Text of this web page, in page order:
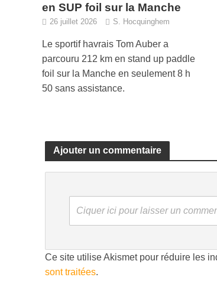
en SUP foil sur la Manche
26 juillet 2026 S. Hocquinghem
Le sportif havrais Tom Auber a
parcouru 212 km en stand up paddle
foil sur la Manche en seulement 8 h
50 sans assistance.
Ajouter un commentaire
Ciquer ici pour laisser un
Ce site utilise Akismet pour réduire les
sont traitées.